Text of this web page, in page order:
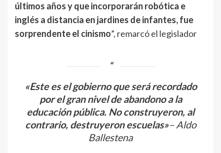
últimos años y que incorporarán robótica e
inglés a distancia en jardines de infantes, fue
sorprendente el cinismo”, remarcó el legislador
«Este es el gobierno que será recordado
por el gran nivel de abandono a la
educación pública. No construyeron, al
contrario, destruyeron escuelas»– Aldo
Ballestena